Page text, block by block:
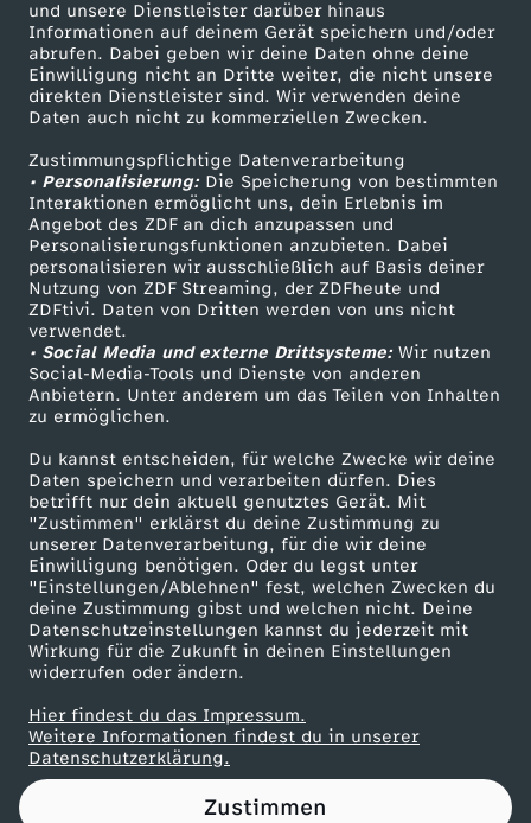
und unsere Dienstleister darüber hinaus
Informationen auf deinem Gerät speichern und/oder
abrufen. Dabei geben wir deine Daten ohne deine
Einwilligung nicht an Dritte weiter, die nicht unsere
direkten Dienstleister sind. Wir verwenden deine
Daten auch nicht zu kommerziellen Zwecken.
Zustimmungspflichtige Datenverarbeitung
• Personalisierung:Die Speicherung von bestimmten
Interaktionen ermöglicht uns, dein Erlebnis im
Angebot des ZDF an dich anzupassen und
Personalisierungsfunktionen anzubieten. Dabei
personalisieren wir ausschließlich auf Basis deiner
Nutzung von ZDF Streaming, der ZDFheute und
ZDFtivi. Daten von Dritten werden von uns nicht
verwendet.
• Social Media und externe Drittsysteme:Wir nutzen
Social-Media-Tools und Dienste von anderen
Anbietern. Unter anderem um das Teilen von Inhalten
zu ermöglichen.
Du kannst entscheiden, für welche Zwecke wir deine
Daten speichern und verarbeiten dürfen. Dies
betrifft nur dein aktuell genutztes Gerät. Mit
"Zustimmen" erklärst du deine Zustimmung zu
unserer Datenverarbeitung, für die wir deine
Einwilligung benötigen. Oder du legst unter
"Einstellungen/Ablehnen" fest, welchen Zwecken du
deine Zustimmung gibst und welchen nicht. Deine
Datenschutzeinstellungen kannst du jederzeit mit
Wirkung für die Zukunft in deinen Einstellungen
widerrufen oder ändern.
Hier findest du das Impressum.
Weitere Informationen findest du in unserer
Datenschutzerklärung.
Zustimmen
-
W
i
e
d
i
e
s
e
r
M
a
n
n
Mehr ZDF
ZDF-Apps
Smart TV
ZDFtext
Livestreams
Sendungen A-Z
TV-Programm
Service
ZDFmitreden
Kontakt zum ZDF
Tickets
Zuschauerservice
Hilfe
ZDF Unternehmen
Karriere
ZDF goes Schule
Werbefernsehen
Mainzelmännchen
Partner